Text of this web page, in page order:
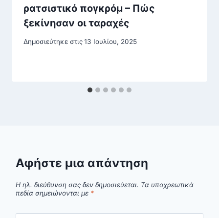
ρατσιστικό πογκρόμ – Πώς
ξεκίνησαν οι ταραχές
Δημοσιεύτηκε στις13 Ιουλίου, 2025
Αφήστε μια απάντηση
Η ηλ. διεύθυνση σας δεν δημοσιεύεται. Τα υποχρεωτικά
πεδία σημειώνονται με *